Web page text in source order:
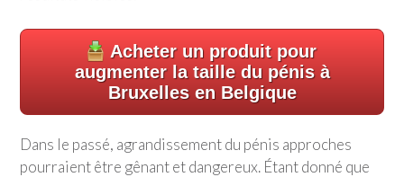
Acheter un produit pour
augmenter la taille du pénis à
Bruxelles en Belgique
Dans le passé, agrandissement du pénis approches
pourraient être gênant et dangereux. Étant donné que